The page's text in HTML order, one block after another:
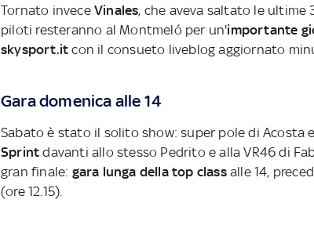
Tornato invece Vinales, che aveva saltato le ultime
piloti resteranno al Montmeló per un'importante
skysport.itcon il consueto liveblog aggiornato
Gara domenica alle 14
Sabato è stato il solito show: super pole di Acosta
Sprint davanti allo stesso Pedrito e alla VR46 di
gran finale: gara lunga della top classalle 14,
(ore 12.15).